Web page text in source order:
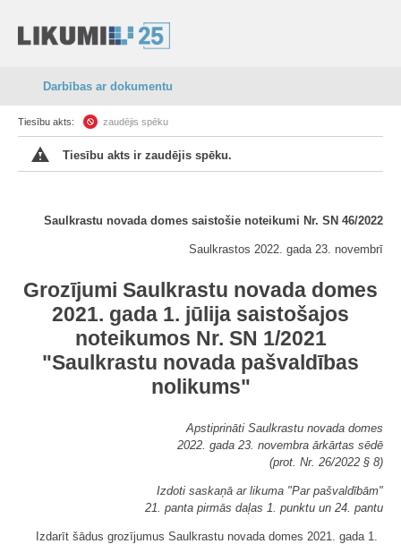
Darbības ar dokumentu
Tiesību akts: zaudējis spēku
Tiesību akts ir zaudējis spēku.
Saulkrastu novada domes saistošie noteikumi Nr. SN 46/2022
Saulkrastos 2022. gada 23. novembrī
Grozījumi Saulkrastu novada domes
2021. gada 1. jūlija saistošajos
noteikumos Nr. SN 1/2021
"Saulkrastu novada pašvaldības
nolikums"
Apstiprināti Saulkrastu novada domes
2022. gada 23. novembra ārkārtas sēdē
(prot. Nr. 26/2022 § 8)
Izdoti saskaņā ar likuma "Par pašvaldībām"
21. panta pirmās daļas 1. punktu un 24. pantu
Izdarīt šādus grozījumus Saulkrastu novada domes 2021. gada 1.